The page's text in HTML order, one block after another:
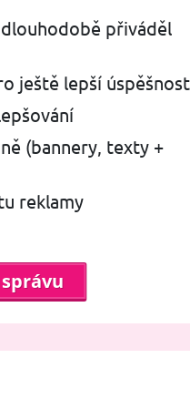
přiváděl
ještě lepší úspěšnost
(bannery, texty +
reklamy